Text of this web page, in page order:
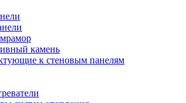
камень
к стеновым панелям